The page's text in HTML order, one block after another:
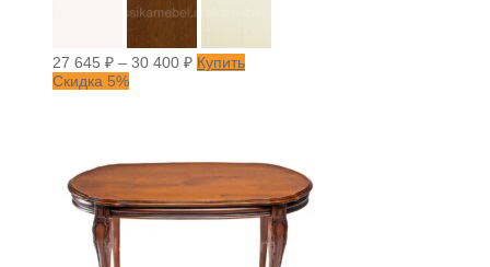
27 645 ₽ – 30 400 ₽ Купить
Скидка 5%